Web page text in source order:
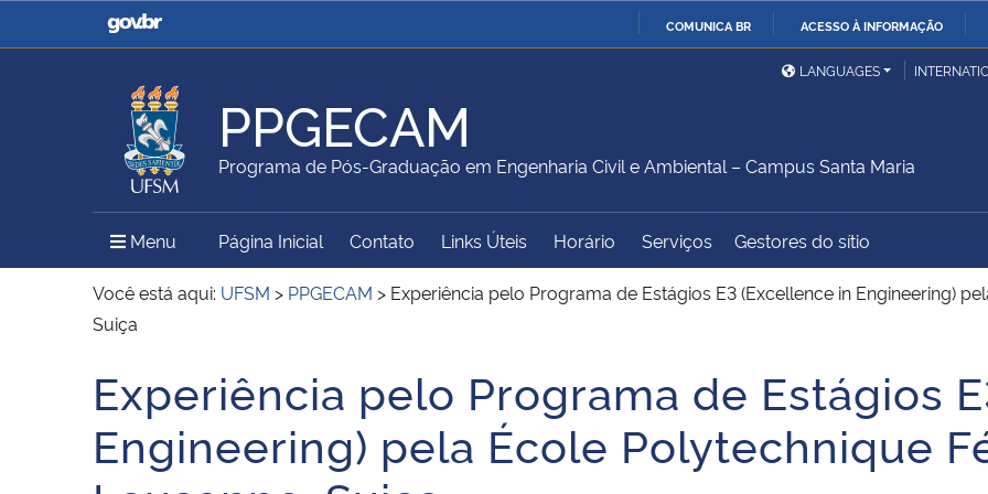
COMUNICA BR ACESSO À INFORMAÇÃO
Casa Civil
Ministério da Justiça e
Ministério da Defesa
Ministério das Relações
Exteriores
Ministério da Agricultura,
Pecuária e Abastecimento
Ministério da Educação
Ministério do Meio Ambiente Ministério do Turismo
Ministério do
Desenvolvimento Regional
Controladoria-Geral da
União
Secretaria de Governo
Gabinete de Segurança
Institucional
Banco Central do Brasil
LANGUAGES
PPGECAM
Programa de Pós-Graduação em Engenharia Civil e Ambiental – Campus Santa Maria
Menu Menu Principal do Sítio
Página Inicial Contato Links Úteis Horário Serviços Gestores do sítio
Você está aqui: UFSM > PPGECAM > Experiência pelo Programa de Estágios E3 (Excellence in Engineering)
Suiça
Início do conteúdo
Experiência pelo Programa de Estágios
Engineering) pela École Polytechnique